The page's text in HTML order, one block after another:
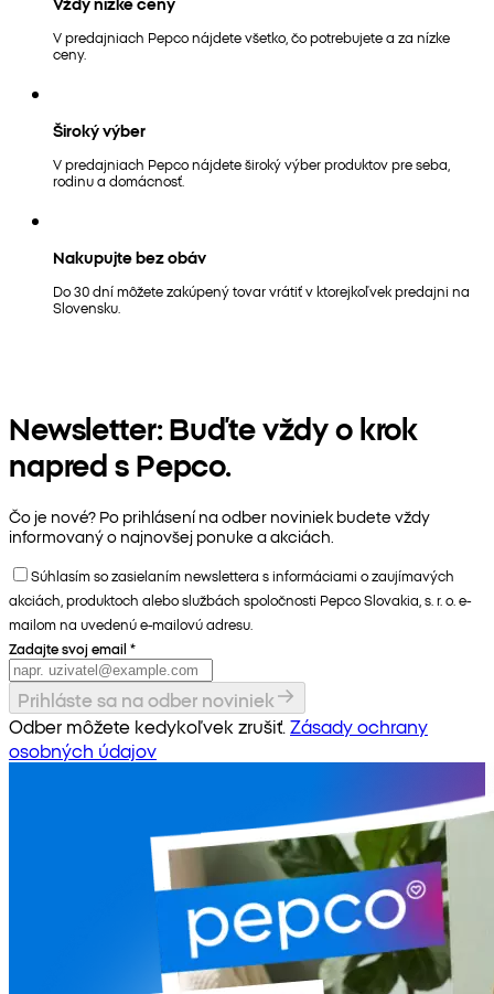
V predajniach Pepco nájdete všetko, čo potrebujete a za nízke
ceny.
Široký výber
V predajniach Pepco nájdete široký výber produktov pre seba,
rodinu a domácnosť.
Nakupujte bez obáv
Do 30 dní môžete zakúpený tovar vrátiť v ktorejkoľvek predajni na
Slovensku.
Newsletter: Buďte vždy o krok
napred s Pepco.
Čo je nové? Po prihlásení na odber noviniek budete vždy
informovaný o najnovšej ponuke a akciách.
Súhlasím so zasielaním newslettera s informáciami o zaujímavých
akciách, produktoch alebo službách spoločnosti Pepco Slovakia, s. r. o. e-
mailom na uvedenú e-mailovú adresu.
Zadajte svoj email *
Prihláste sa na odber noviniek
Odber môžete kedykoľvek zrušiť. Zásady ochrany
osobných údajov